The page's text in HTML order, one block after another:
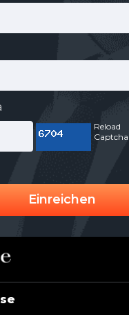
Reload
Captcha
Einreichen